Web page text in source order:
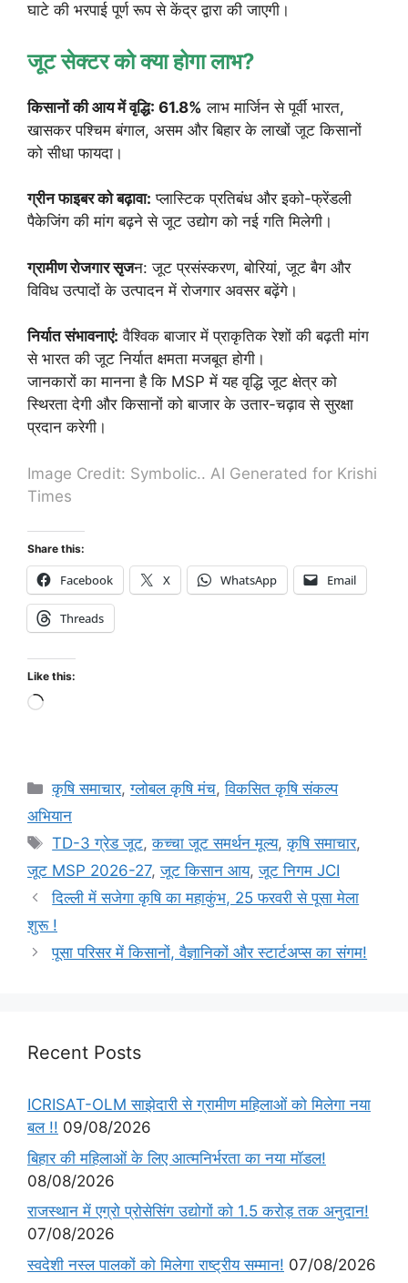
घाटे की भरपाई पूर्ण रूप से केंद्र द्वारा की जाएगी।
जूट सेक्टर को क्या होगा लाभ?
किसानों की आय में वृद्धि: 61.8% लाभ मार्जिन से पूर्वी भारत,
खासकर पश्चिम बंगाल, असम और बिहार के लाखों जूट किसानों
को सीधा फायदा।
ग्रीन फाइबर को बढ़ावा: प्लास्टिक प्रतिबंध और इको-फ्रेंडली
पैकेजिंग की मांग बढ़ने से जूट उद्योग को नई गति मिलेगी।
ग्रामीण रोजगार सृजन: जूट प्रसंस्करण, बोरियां, जूट बैग और
विविध उत्पादों के उत्पादन में रोजगार अवसर बढ़ेंगे।
निर्यात संभावनाएं: वैश्विक बाजार में प्राकृतिक रेशों की बढ़ती मांग
से भारत की जूट निर्यात क्षमता मजबूत होगी।
जानकारों का मानना है कि MSP में यह वृद्धि जूट क्षेत्र को
स्थिरता देगी और किसानों को बाजार के उतार-चढ़ाव से सुरक्षा
प्रदान करेगी।
Image Credit: Symbolic.. AI Generated for Krishi
Times
Share this:
Facebook X WhatsApp Email
Threads
Like this:
कृषि समाचार,ग्लोबल कृषि मंच,विकसित कृषि संकल्प
अभियान
TD-3 ग्रेड जूट,कच्चा जूट समर्थन मूल्य,कृषि समाचार,
जूट MSP 2026-27,जूट किसान आय,जूट निगम JCI
दिल्ली में सजेगा कृषि का महाकुंभ, 25 फरवरी से पूसा मेला
शुरू !
पूसा परिसर में किसानों, वैज्ञानिकों और स्टार्टअप्स का संगम!
Recent Posts
ICRISAT-OLM साझेदारी से ग्रामीण महिलाओं को मिलेगा नया
बल !! 09/08/2026
बिहार की महिलाओं के लिए आत्मनिर्भरता का नया मॉडल!
08/08/2026
राजस्थान में एग्रो प्रोसेसिंग उद्योगों को 1.5 करोड़ तक अनुदान!
07/08/2026
स्वदेशी नस्ल पालकों को मिलेगा राष्ट्रीय सम्मान! 07/08/2026